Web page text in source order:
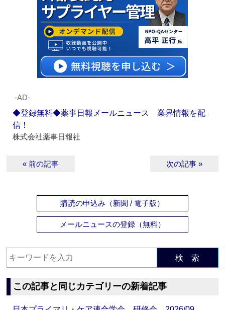
‐AD‐
◆登録無料◆薬事日報メールニュース 業界情報を配
信！
株式会社薬事日報社
« 前の記事 次の記事 »
購読の申込み（新聞 / 電子版）
メールニュースの登録（無料）
検 索
この記事と同じカテゴリーの新着記事